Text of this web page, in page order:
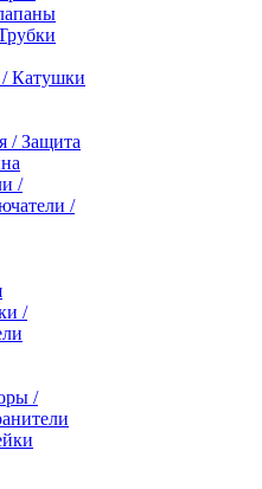
Катушки
/ Защита
/
/
/
/